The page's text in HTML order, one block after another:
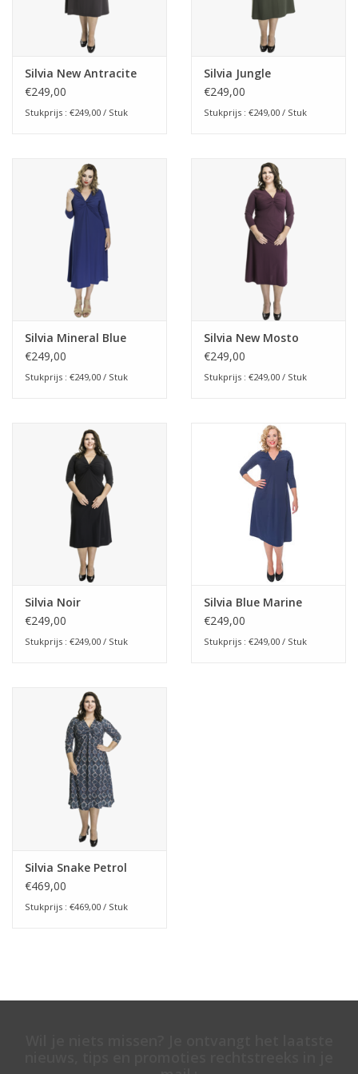
Silvia New Antracite
€249,00
Stukprijs : €249,00 / Stuk
Silvia Jungle
€249,00
Stukprijs : €249,00 / Stuk
Silvia Mineral Blue
€249,00
Stukprijs : €249,00 / Stuk
Silvia New Mosto
€249,00
Stukprijs : €249,00 / Stuk
Silvia Noir
€249,00
Stukprijs : €249,00 / Stuk
Silvia Blue Marine
€249,00
Stukprijs : €249,00 / Stuk
Silvia Snake Petrol
€469,00
Stukprijs : €469,00 / Stuk